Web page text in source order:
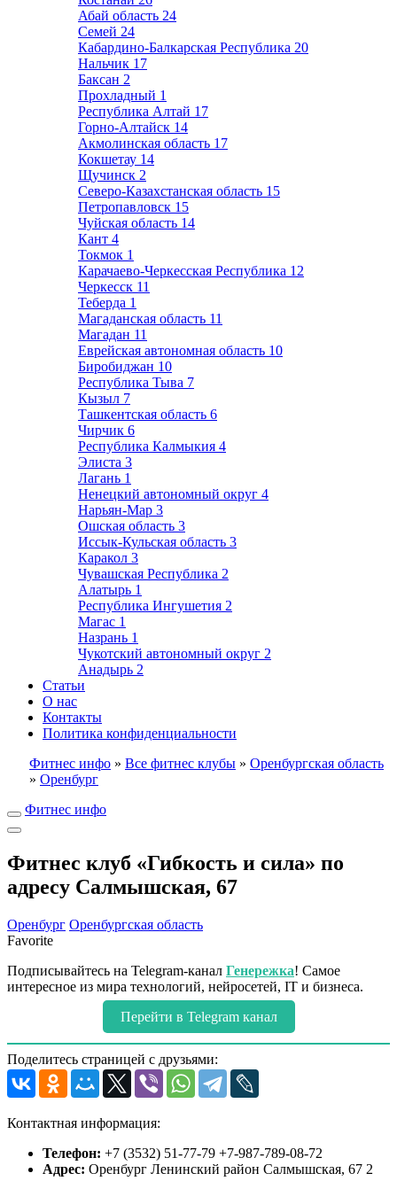
Абай область 24
Семей 24
Кабардино-Балкарская Республика 20
Нальчик 17
Баксан 2
Прохладный 1
Республика Алтай 17
Горно-Алтайск 14
Акмолинская область 17
Кокшетау 14
Щучинск 2
Северо-Казахстанская область 15
Петропавловск 15
Чуйская область 14
Кант 4
Токмок 1
Карачаево-Черкесская Республика 12
Черкесск 11
Теберда 1
Магаданская область 11
Магадан 11
Еврейская автономная область 10
Биробиджан 10
Республика Тыва 7
Кызыл 7
Ташкентская область 6
Чирчик 6
Республика Калмыкия 4
Элиста 3
Лагань 1
Ненецкий автономный округ 4
Нарьян-Мар 3
Ошская область 3
Иссык-Кульская область 3
Каракол 3
Чувашская Республика 2
Алатырь 1
Республика Ингушетия 2
Магас 1
Назрань 1
Чукотский автономный округ 2
Анадырь 2
Статьи
О нас
Контакты
Политика конфиденциальности
Фитнес инфо » Все фитнес клубы » Оренбургская область
» Оренбург
Фитнес инфо
Фитнес клуб «Гибкость и сила» по
адресу Салмышская, 67
Оренбург Оренбургская область
Favorite
Подписывайтесь на Telegram-канал Генережка! Самое
интересное из мира технологий, нейросетей, IT и бизнеса.
Перейти в Telegram канал
Поделитесь страницей с друзьями:
Контактная информация:
Телефон: +7 (3532) 51-77-79 +7-987-789-08-72
Адрес: Оренбург Ленинский район Салмышская, 67 2